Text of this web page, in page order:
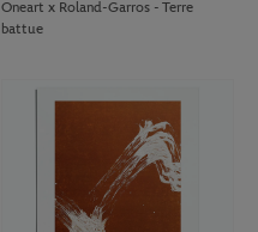
Oneart x Roland-Garros - Terre
battue